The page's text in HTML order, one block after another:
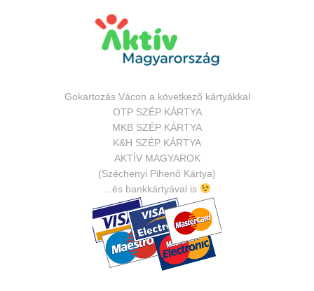
Gokartozás Vácon a következő kártyákkal
OTP SZÉP KÁRTYA
MKB SZÉP KÁRTYA
K&H SZÉP KÁRTYA
AKTÍV MAGYAROK
(Széchenyi Pihenő Kártya)
...és bankkártyával is